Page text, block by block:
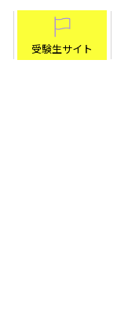
受験生サイト